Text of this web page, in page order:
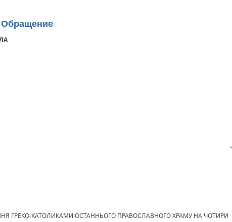
Обращение
ГРЕКО-КАТОЛИКАМИ ОСТАННЬОГО ПРАВОСЛАВНОГО ХРАМУ НА ЧОТИРИ